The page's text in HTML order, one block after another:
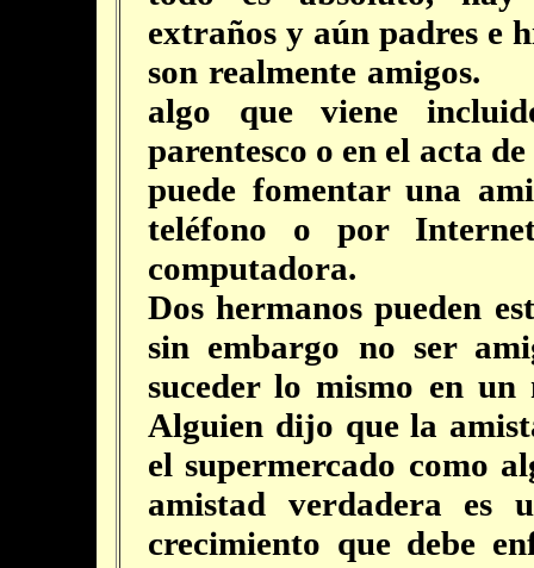
extraños y aún padres e
son realmente amigos.
algo que viene
parentesco o en el acta
puede fomentar una
teléfono o por
computadora.
Dos hermanos pueden
sin embargo no ser
suceder lo mismo en
Alguien dijo que la
el supermercado como
amistad verdadera es
crecimiento que debe